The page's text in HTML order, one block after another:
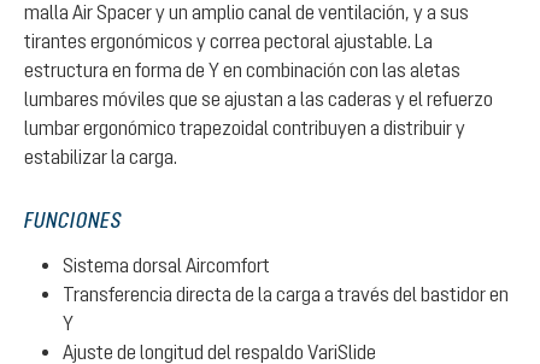
malla Air Spacer y un amplio canal de ventilación, y a sus
tirantes ergonómicos y correa pectoral ajustable. La
estructura en forma de Y en combinación con las aletas
lumbares móviles que se ajustan a las caderas y el refuerzo
lumbar ergonómico trapezoidal contribuyen a distribuir y
estabilizar la carga.
FUNCIONES
Sistema dorsal Aircomfort
Transferencia directa de la carga a través del bastidor en
Y
Ajuste de longitud del respaldo VariSlide